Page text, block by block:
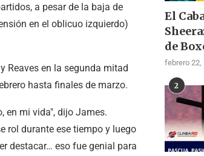
a pesar de la baja de
en el oblicuo izquierdo)
Reaves en la segunda mitad
hasta finales de marzo.
en mi vida", dijo James.
rol durante ese tiempo y luego
destacar… eso fue genial para
El
de
febrero 22,
2